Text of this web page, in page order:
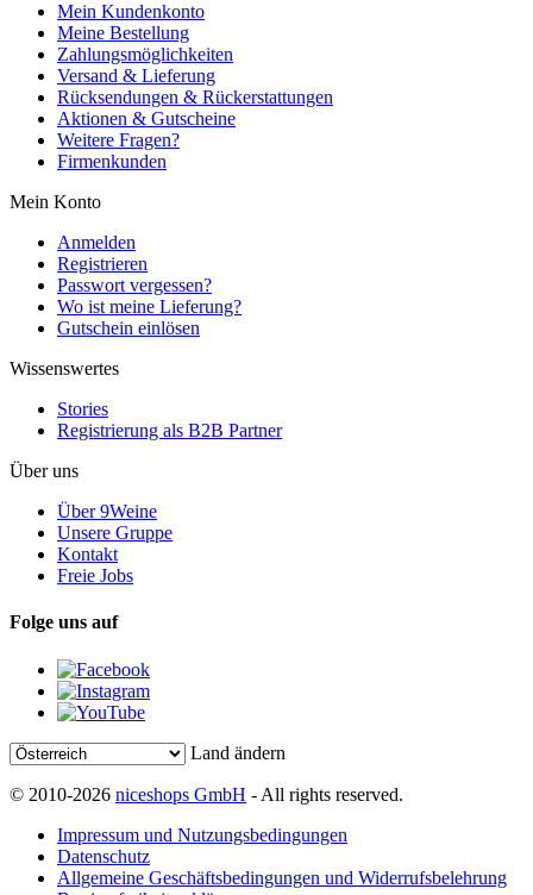
Mein Kundenkonto
Meine Bestellung
Zahlungsmöglichkeiten
Versand & Lieferung
Rücksendungen & Rückerstattungen
Aktionen & Gutscheine
Weitere Fragen?
Firmenkunden
Mein Konto
Anmelden
Registrieren
Passwort vergessen?
Wo ist meine Lieferung?
Gutschein einlösen
Wissenswertes
Stories
Registrierung als B2B Partner
Über uns
Über 9Weine
Unsere Gruppe
Kontakt
Freie Jobs
Folge uns auf
Land ändern
© 2010-2026 niceshops GmbH - All rights reserved.
Impressum und Nutzungsbedingungen
Datenschutz
Allgemeine Geschäftsbedingungen und Widerrufsbelehrung